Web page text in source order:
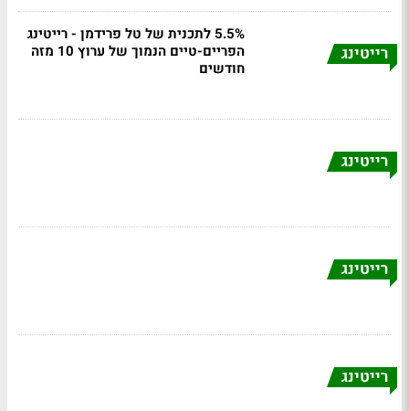
רייטינג
5.5% לתכנית של טל פרידמן - רייטינג
הפריים-טיים הנמוך של ערוץ 10 מזה
חודשים
רייטינג
רייטינג
רייטינג